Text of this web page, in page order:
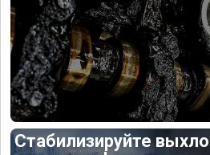
Стабилизируйте